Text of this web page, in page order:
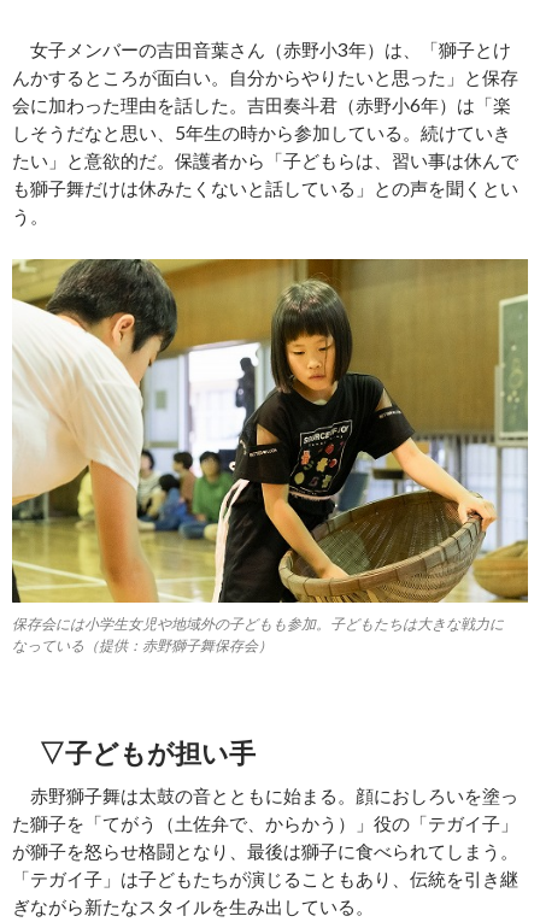
女子メンバーの吉田音葉さん（赤野小3年）は、「獅子とけ
んかするところが面白い。自分からやりたいと思った」と保存
会に加わった理由を話した。吉田奏斗君（赤野小6年）は「楽
しそうだなと思い、5年生の時から参加している。続けていき
たい」と意欲的だ。保護者から「子どもらは、習い事は休んで
も獅子舞だけは休みたくないと話している」との声を聞くとい
う。
保存会には小学生女児や地域外の子どもも参加。子どもたちは大きな戦力に
なっている（提供：赤野獅子舞保存会）
▽子どもが担い手
赤野獅子舞は太鼓の音とともに始まる。顔におしろいを塗っ
た獅子を「てがう（土佐弁で、からかう）」役の「テガイ子」
が獅子を怒らせ格闘となり、最後は獅子に食べられてしまう。
「テガイ子」は子どもたちが演じることもあり、伝統を引き継
ぎながら新たなスタイルを生み出している。